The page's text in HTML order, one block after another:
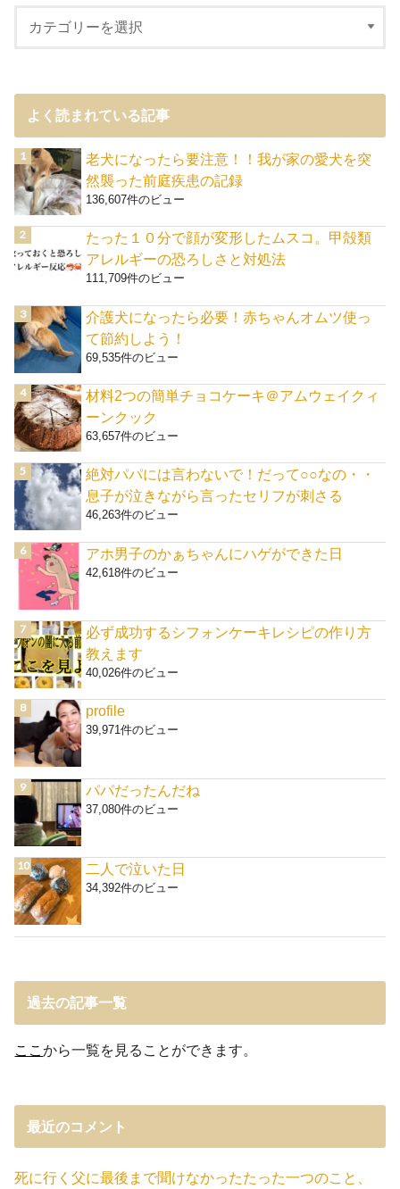
よく読まれている記事
老犬になったら要注意！！我が家の愛犬を突
然襲った前庭疾患の記録
136,607件のビュー
たった１０分で顔が変形したムスコ。甲殻類
アレルギーの恐ろしさと対処法
111,709件のビュー
介護犬になったら必要！赤ちゃんオムツ使っ
て節約しよう！
69,535件のビュー
材料2つの簡単チョコケーキ＠アムウェイクィ
ーンクック
63,657件のビュー
絶対パパには言わないで！だって○○なの・・
息子が泣きながら言ったセリフが刺さる
46,263件のビュー
アホ男子のかぁちゃんにハゲができた日
42,618件のビュー
必ず成功するシフォンケーキレシピの作り方
教えます
40,026件のビュー
profile
39,971件のビュー
パパだったんだね
37,080件のビュー
二人で泣いた日
34,392件のビュー
過去の記事一覧
ここから一覧を見ることができます。
最近のコメント
死に行く父に最後まで聞けなかったたった一つのこと、